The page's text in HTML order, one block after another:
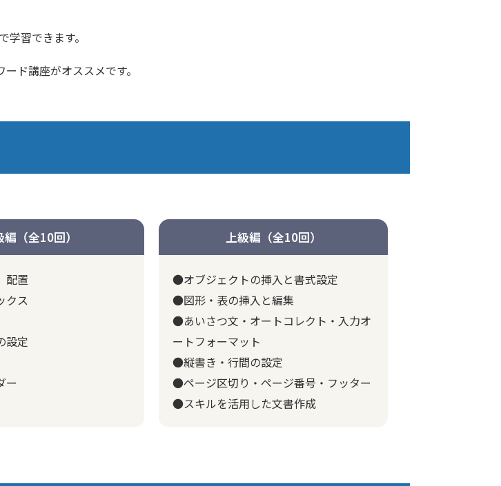
習できます。
ード講座がオススメです。
編（全10回）
配置
クス
設定
ー
上級編（全10回）
●オブジェクトの挿入と書式設定
●図形・表の挿入と編集
●あいさつ文・オートコレクト・入力オ
ートフォーマット
●縦書き・行間の設定
●ページ区切り・ページ番号・フッター
●スキルを活用した文書作成